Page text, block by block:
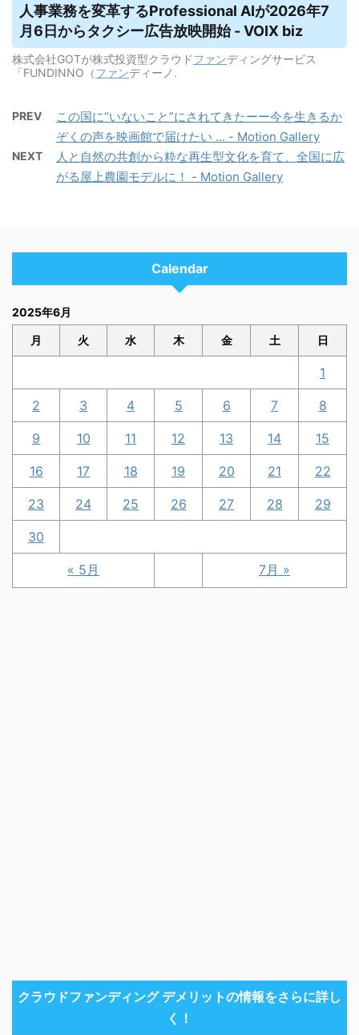
人事業務を変革するProfessional AIが2026年7
月6日からタクシー広告放映開始 - VOIX biz
株式会社GOTが株式投資型クラウドファンディングサービス
「FUNDINNO（ファンディーノ.
PREV
この国に“いないこと”にされてきたーー今を生きるか
ぞくの声を映画館で届けたい ... - Motion Gallery
NEXT
人と自然の共創から粋な再生型文化を育て、全国に広
がる屋上農園モデルに！ - Motion Gallery
Calendar
2025年6月
月 火 水 木 金 土 日
« 5月 7月 »
1
2 3 4 5 6 7 8
9 10 11 12 13 14 15
16 17 18 19 20 21 22
23 24 25 26 27 28 29
30
クラウドファンディング デメリットの情報をさらに詳し
く！